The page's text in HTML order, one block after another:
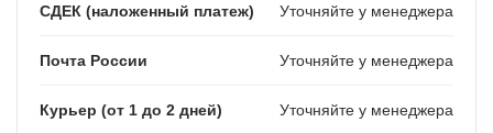
СДЕК (наложенный платеж) Уточняйте у менеджера
Почта России Уточняйте у менеджера
Курьер (от 1 до 2 дней) Уточняйте у менеджера